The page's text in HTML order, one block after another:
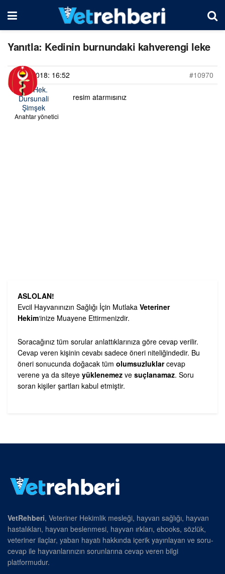
Yanıtla: Kedinin burnundaki kahverengi leke
25/05/2018: 16:52
#10970
Vet. Hek.
Dursunali
Şimşek
Anahtar yönetici
resim atarmısınız
ASLOLAN!
Evcil Hayvanınızın Sağlığı İçin Mutlaka Veteriner
Hekim‘inize Muayene Ettirmenizdir.
Soracağınız tüm sorular anlattıklarınıza göre cevap verilir.
Cevap veren kişinin cevabı sadece öneri niteliğindedir. Bu
öneri sonucunda doğacak tüm olumsuzluklarcevap
verene ya da siteye yüklenemez ve suçlanamaz. Soru
soran kişiler şartları kabul etmiştir.
VetRehberi, Veteriner Hekimlik mesleği, hayvan sağlığı, hayvan
hastalıkları, hayvan beslenmesi, hayvan ırkları, ebooks, sözlük,
veteriner ilaçlar, yaban hayatı hakkında içerik yayınlayan ve soru-
cevap ile hayvanlarınızın sorunlarına cevap veren bilgi
platformudur.